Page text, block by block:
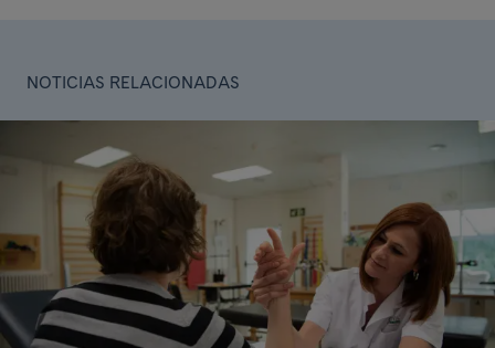
NOTICIAS RELACIONADAS